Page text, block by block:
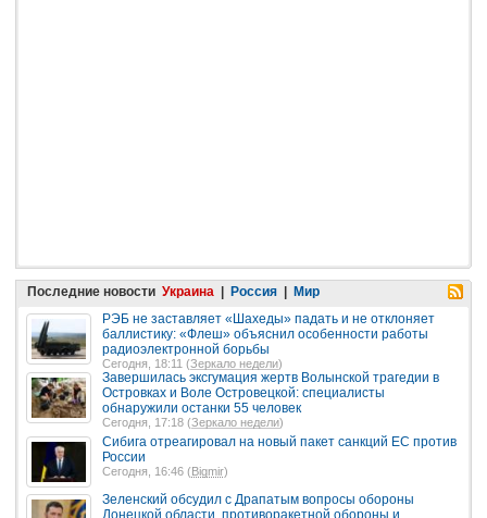
Последние новости Украина | Россия | Мир
РЭБ не заставляет «Шахеды» падать и не отклоняет
баллистику: «Флеш» объяснил особенности работы
радиоэлектронной борьбы
Сегодня, 18:11 (Зеркало недели)
Завершилась эксгумация жертв Волынской трагедии в
Островках и Воле Островецкой: специалисты
обнаружили останки 55 человек
Сегодня, 17:18 (Зеркало недели)
Сибига отреагировал на новый пакет санкций ЕС против
России
Сегодня, 16:46 (Bigmir)
Зеленский обсудил с Драпатым вопросы обороны
Донецкой области, противоракетной обороны и